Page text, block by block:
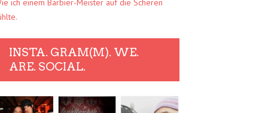
ich einem Barbier-Meister auf die Scheren
INSTA. GRAM(M). WE.
ARE. SOCIAL.